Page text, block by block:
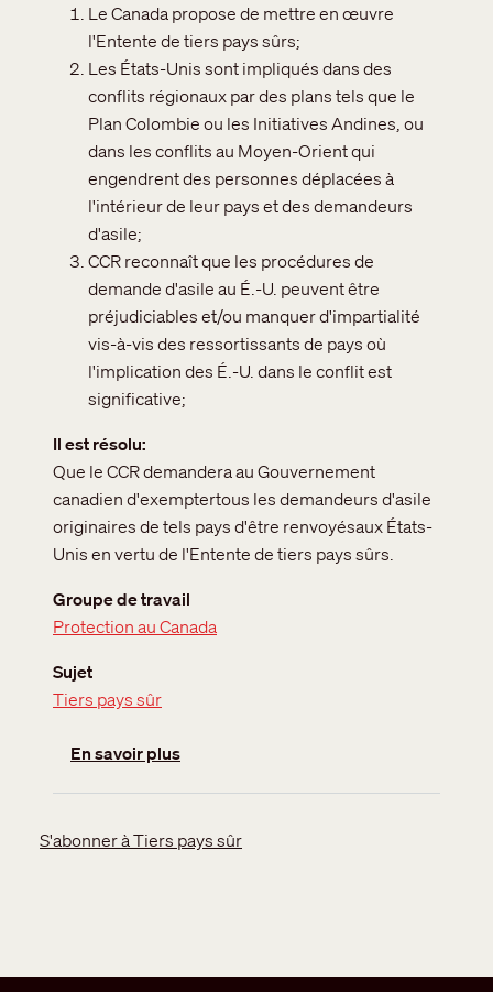
Le Canada propose de mettre en œuvre
l'Entente de tiers pays sûrs;
Les États-Unis sont impliqués dans des
conflits régionaux par des plans tels que le
Plan Colombie ou les Initiatives Andines, ou
dans les conflits au Moyen-Orient qui
engendrent des personnes déplacées à
l'intérieur de leur pays et des demandeurs
d'asile;
CCR reconnaît que les procédures de
demande d'asile au É.-U. peuvent être
préjudiciables et/ou manquer d'impartialité
vis-à-vis des ressortissants de pays où
l'implication des É.-U. dans le conflit est
significative;
Il est résolu
Que le CCR demandera au Gouvernement
canadien d'exemptertous les demandeurs d'asile
originaires de tels pays d'être renvoyésaux États-
Unis en vertu de l'Entente de tiers pays sûrs.
Groupe de travail
Protection au Canada
Sujet
Tiers pays sûr
En savoir plussur États-Unis : tiers pays sûrs
S'abonner à Tiers pays sûr